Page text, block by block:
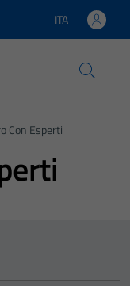
Lingua attiva:
ITA
Con Esperti